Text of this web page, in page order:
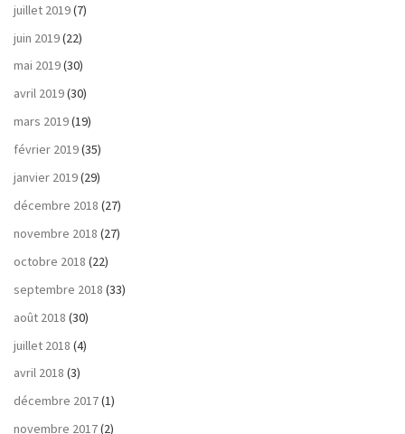
juillet 2019(7)
juin 2019(22)
mai 2019(30)
avril 2019(30)
mars 2019(19)
février 2019(35)
janvier 2019(29)
décembre 2018 (27)
novembre 2018 (27)
octobre 2018 (22)
septembre 2018 (33)
août 2018 (30)
juillet 2018 (4)
avril 2018 (3)
décembre 2017(1)
novembre 2017(2)